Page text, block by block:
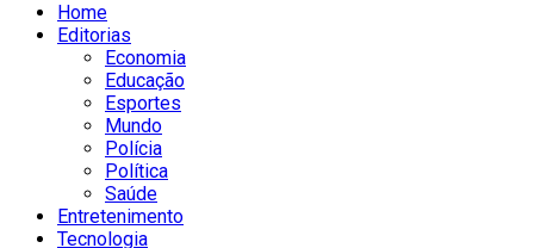
Home
Editorias
Economia
Educação
Esportes
Mundo
Polícia
Política
Saúde
Entretenimento
Tecnologia